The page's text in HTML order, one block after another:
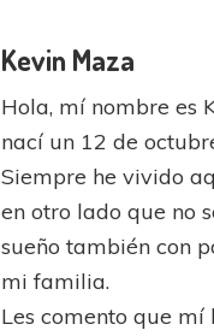
Kevin Maza
Hola, mí nombre es
nací un 12 de
Siempre he vivido
en otro lado que no
sueño también con
mi familia.
Les comento que